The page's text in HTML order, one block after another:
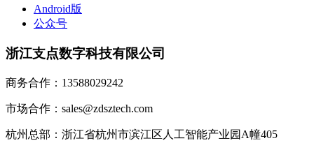
Android版
公众号
浙江支点数字科技有限公司
商务合作：13588029242
市场合作：sales@zdsztech.com
杭州总部：浙江省杭州市滨江区人工智能产业园A幢405